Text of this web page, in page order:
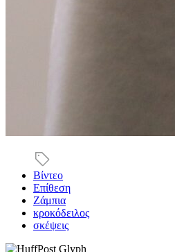
Βίντεο
Επίθεση
Ζάμπια
κροκόδειλος
σκέψεις